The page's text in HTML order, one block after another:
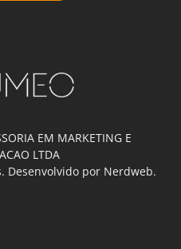
EM MARKETING E
LTDA
Desenvolvido por Nerdweb.